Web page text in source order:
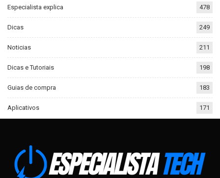
Especialista explica 478
Dicas 249
Noticias 211
Dicas e Tutoriais 198
Guias de compra 183
Aplicativos 171